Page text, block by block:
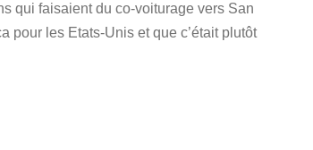
qui faisaient du co-voiturage vers San
pour les Etats-Unis et que c’était plutôt